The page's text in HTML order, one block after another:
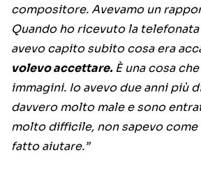
compositore. Avevamo un
Quando ho ricevuto la
avevo capito subito cosa era
volevo accettare.È una cosa
immagini. Io avevo due anni più
davvero molto male e sono
molto difficile, non sapevo come
fatto aiutare.”